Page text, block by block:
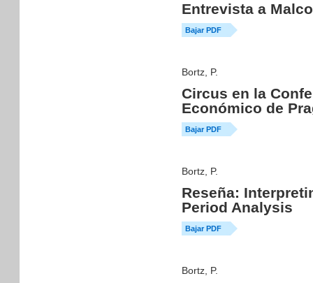
Entrevista a
Bajar PDF
Bortz, P.
Circus en la
Económico de
Bajar PDF
Bortz, P.
Reseña:
Period Analysis
Bajar PDF
Bortz, P.